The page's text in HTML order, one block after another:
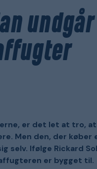
er det let at tro,
Men den, der
Ifølge Rickard
er bygget til.